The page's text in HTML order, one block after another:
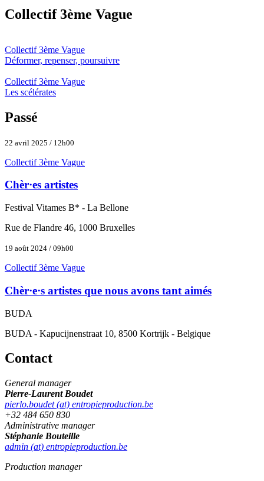
Collectif 3ème Vague
Collectif 3ème Vague
Déformer, repenser, poursuivre
Collectif 3ème Vague
Les scélérates
Passé
22 avril 2025 / 12h00
Collectif 3ème Vague
Chèr·es artistes
Festival Vitames B* - La Bellone
Rue de Flandre 46, 1000 Bruxelles
19 août 2024 / 09h00
Collectif 3ème Vague
Chèr·e·s artistes que nous avons tant aimés
BUDA
BUDA - Kapucijnenstraat 10, 8500 Kortrijk - Belgique
Contact
General manager
Pierre-Laurent Boudet
pierlo.boudet (at) entropieproduction.be
+32 484 650 830
Administrative manager
Stéphanie Bouteille
admin (at) entropieproduction.be
Production manager